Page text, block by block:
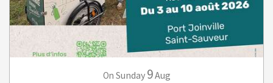
On Sunday 9Aug